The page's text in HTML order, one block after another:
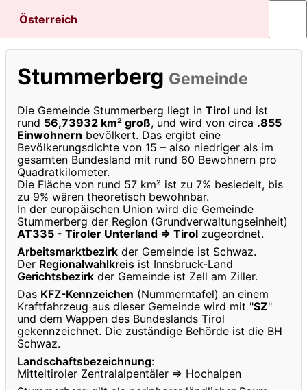
Österreich
Stummerberg Gemeinde
Die Gemeinde Stummerberg liegt in Tirol und ist
rund 56,73932 km² groß, und wird von circa .855
Einwohnern bevölkert. Das ergibt eine
Bevölkerungsdichte von 15 – also niedriger als im
gesamten Bundesland mit rund 60 Bewohnern pro
Quadratkilometer.
Die Fläche von rund 57 km² ist zu 7% besiedelt, bis
zu 9% wären theoretisch bewohnbar.
In der europäischen Union wird die Gemeinde
Stummerberg der Region (Grundverwaltungseinheit)
AT335 - Tiroler Unterland ⇒ Tirol zugeordnet.
Arbeitsmarktbezirk der Gemeinde ist Schwaz.
Der Regionalwahlkreis ist Innsbruck-Land
Gerichtsbezirk der Gemeinde ist Zell am Ziller.
Das KFZ-Kennzeichen (Nummerntafel) an einem
Kraftfahrzeug aus dieser Gemeinde wird mit "SZ"
und dem Wappen des Bundeslands Tirol
gekennzeichnet. Die zuständige Behörde ist die BH
Schwaz.
Landschaftsbezeichnung:
Mitteltiroler Zentralalpentäler ⇒ Hochalpen